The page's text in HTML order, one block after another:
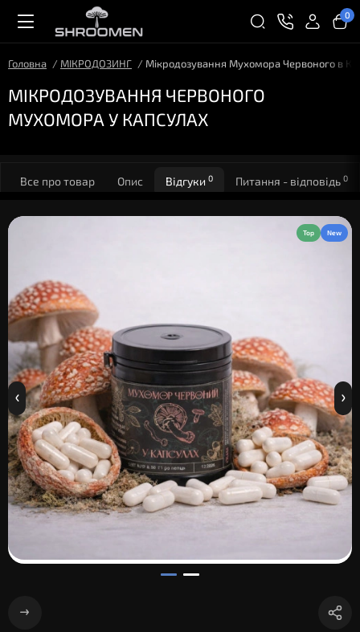
0
Головна МІКРОДОЗИНГ Мікродозування Мухомора Червоного в
МІКРОДОЗУВАННЯ ЧЕРВОНОГО
МУХОМОРА У КАПСУЛАХ
Все про товар Опис Відгуки 0 Питання - відповідь 0
Top New